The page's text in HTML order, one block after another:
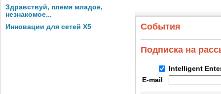
Здравствуй, племя младое,
незнакомое...
Инновации для сетей X5
События
Подписка на
Intelligent
E-mail